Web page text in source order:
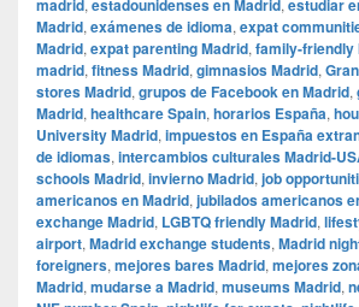
madrid, estadounidenses en Madrid, estudiar
Madrid, exámenes de idioma, expat
Madrid, expat parenting Madrid, family-friendly
madrid, fitness Madrid, gimnasios Madrid,
stores Madrid, grupos de Facebook en Madrid,
Madrid, healthcare Spain, horarios España,
University Madrid, impuestos en España
de idiomas, intercambios culturales Madrid-
schools Madrid, invierno Madrid, job
americanos en Madrid, jubilados americanos
exchange Madrid, LGBTQ friendly Madrid,
airport, Madrid exchange students, Madrid
foreigners, mejores bares Madrid, mejores
Madrid, mudarse a Madrid, museums Madrid,